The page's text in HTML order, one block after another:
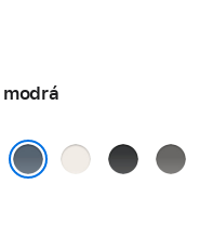
hvězdněčerná skálově